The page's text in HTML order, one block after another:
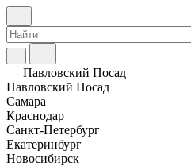
Павловский Посад
Павловский Посад
Самара
Краснодар
Санкт-Петербург
Екатеринбург
Новосибирск